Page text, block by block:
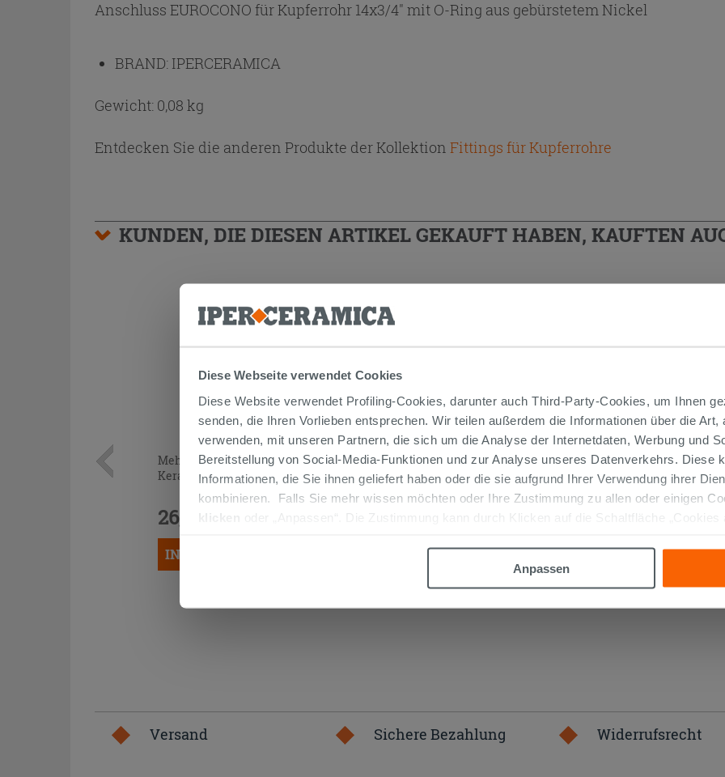
Diese Webseite verwendet Cookies
Diese Website verwendet Profiling-Cookies, darunter auch Third-Party-Cookies, um Ihnen
senden, die Ihren Vorlieben entsprechen. Wir teilen außerdem die Informationen über die
verwenden, mit unseren Partnern, die sich um die Analyse der Internetdaten, Werbung und
Bereitstellung von Social-Media-Funktionen und zur Analyse unseres Datenverkehrs. Diese
Informationen, die Sie ihnen geliefert haben oder die sie aufgrund Ihrer Verwendung ihrer
kombinieren. Falls Sie mehr wissen möchten oder Ihre Zustimmung zu allen oder einigen
klicken
oder „Anpassen“. Die Zustimmung kann durch Klicken auf die Schaltfläche „Cookies
Anpassen
Anschluss EUROCONO für Kupferrohr 14x3/4" mit O-Ring aus gebürstetem Nickel
BRAND: IPERCERAMICA
Gewicht: 0,08 kg
Entdecken Sie die anderen Produkte der Kollektion Fittings für Kupferrohre
KUNDEN, DIE DIESEN ARTIKEL GEKAUFT HABEN, KAUFTEN
Mehrzweckkleber Grau 25 kg -
Kerakoll H40 No Limits
26,99 €
IN DEN WARENKORB LEGEN
Nanodefense 5 kg - Abdichtender
elastischer Klebstoff
41,80 € /STK.
IN DEN WARENKORB LEGEN
Versand Sichere Bezahlung Widerrufsrecht